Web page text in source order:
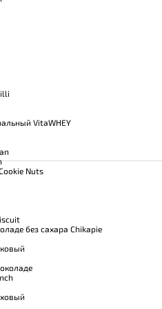
VitaWHEY
Nuts
без сахара Chikapie